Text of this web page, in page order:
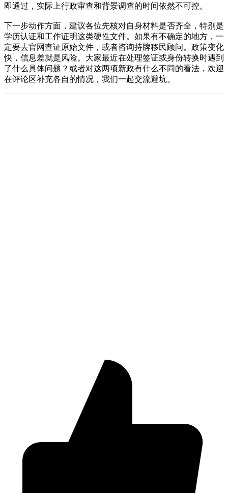
即通过，实际上行政审查和背景调查的时间依然不可控。
下一步动作方面，建议各位先核对自身材料是否齐全，特别是
学历认证和工作证明这类硬性文件。如果有不确定的地方，一
定要去官网查证原始文件，或者咨询持牌移民顾问。政策变化
快，信息差就是风险。大家最近在处理签证或身份转换时遇到
了什么具体问题？或者对这两项新政有什么不同的看法，欢迎
在评论区补充各自的情况，我们一起交流避坑。